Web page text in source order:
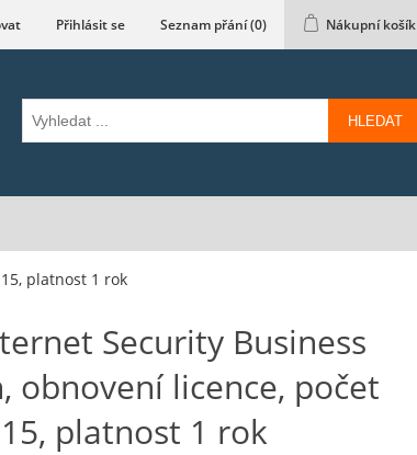
Přihlásit se Seznam přání(0) Nákupní košík
HLEDAT
platnost 1 rok
Security Business
obnovení licence, počet
platnost 1 rok